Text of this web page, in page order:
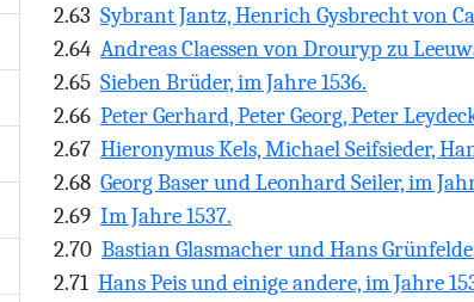
2.63 Sybrant Jantz, Henrich Gysbrecht von
2.64 Andreas Claessen von Drouryp zu
2.65 Sieben Brüder, im Jahre 1536.
2.66 Peter Gerhard, Peter Georg, Peter
2.67 Hieronymus Kels, Michael Seifsieder,
2.68 Georg Baser und Leonhard Seiler, im
2.69 Im Jahre 1537.
2.70 Bastian Glasmacher und Hans
2.71 Hans Peis und einige andere, im Jahre